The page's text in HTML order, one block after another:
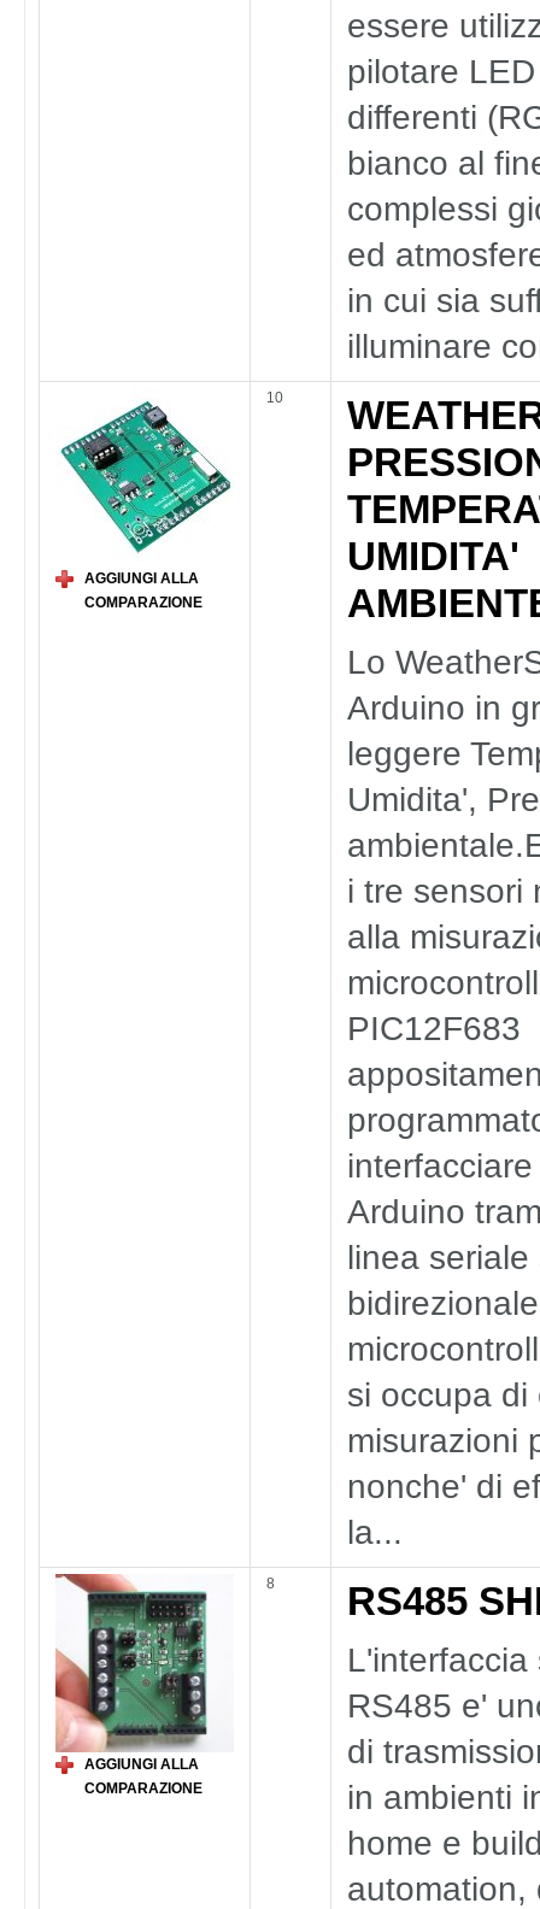
essere
pilotare
differenti
bianco al
complessi
ed
in cui sia
illuminare
AGGIUNGI ALLA
COMPARAZIONE
10
UMIDITA'
Lo
Arduino in
leggere
Umidita',
i tre sensori
alla
PIC12F683
Arduino
linea
si occupa di
misurazioni
nonche' di
la...
AGGIUNGI ALLA
COMPARAZIONE
8 RS485
L'interfaccia
RS485 e'
di
in ambienti
home e
automation,